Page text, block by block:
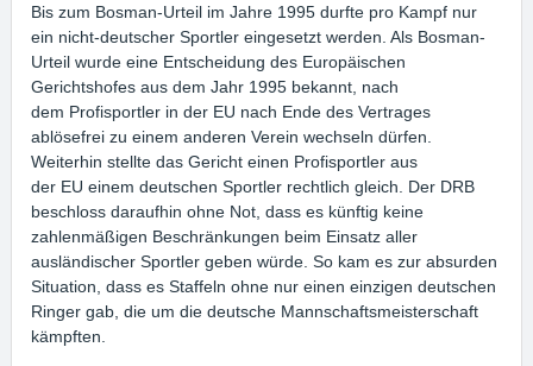
Bis zum Bosman-Urteil im Jahre 1995 durfte pro Kampf nur
ein nicht-deutscher Sportler eingesetzt werden. Als Bosman-
Urteil wurde eine Entscheidung des Europäischen
Gerichtshofes aus dem Jahr 1995 bekannt, nach
dem Profisportler in der EU nach Ende des Vertrages
ablösefrei zu einem anderen Verein wechseln dürfen.
Weiterhin stellte das Gericht einen Profisportler aus
der EU einem deutschen Sportler rechtlich gleich. Der DRB
beschloss daraufhin ohne Not, dass es künftig keine
zahlenmäßigen Beschränkungen beim Einsatz aller
ausländischer Sportler geben würde. So kam es zur absurden
Situation, dass es Staffeln ohne nur einen einzigen deutschen
Ringer gab, die um die deutsche Mannschaftsmeisterschaft
kämpften.